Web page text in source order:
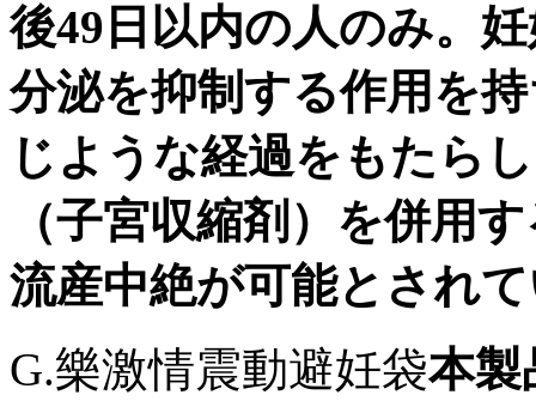
後49日以内の人のみ。
分泌を抑制する作用を
じような経過をもたら
（子宮収縮剤）を併用
流産中絶が可能とされ
G.樂激情震動避妊袋本製